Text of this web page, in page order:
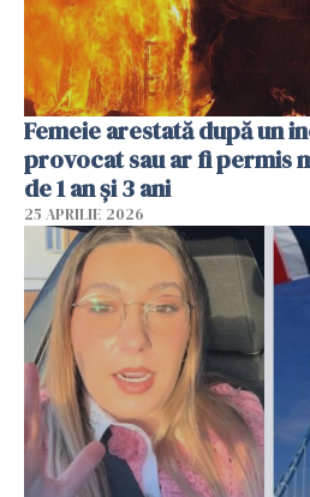
Femeie arestată după un
provocat sau ar fi permis
de 1 an și 3 ani
25 APRILIE 2026